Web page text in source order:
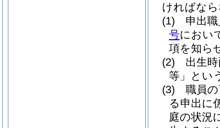
ければな
(1)
申出
号におい
項を知ら
(2)
出生
等」とい
(3)
職員
る申出に
庭の状況